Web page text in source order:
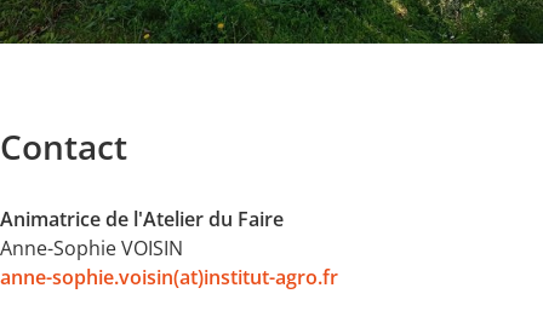
Contact
Animatrice de l'Atelier du Faire
Anne-Sophie VOISIN
anne-sophie.voisin(at)institut-agro.fr